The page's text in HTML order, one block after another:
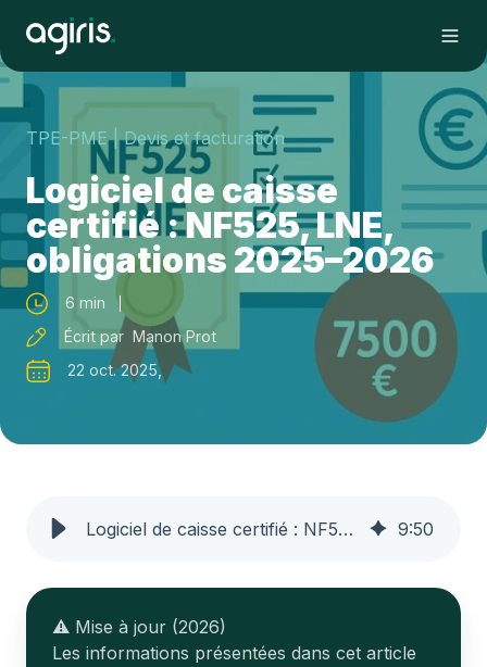
TPE-PME | Devis et facturation
Logiciel de caisse
certifié : NF525, LNE,
obligations 2025–2026
6 min
Écrit par Manon Prot
22 oct. 2025,
Logiciel de caisse certifié : NF525, LNE, obligations 2025–2026 9:50
⚠️ Mise à jour (2026)
Les informations présentées dans cet article